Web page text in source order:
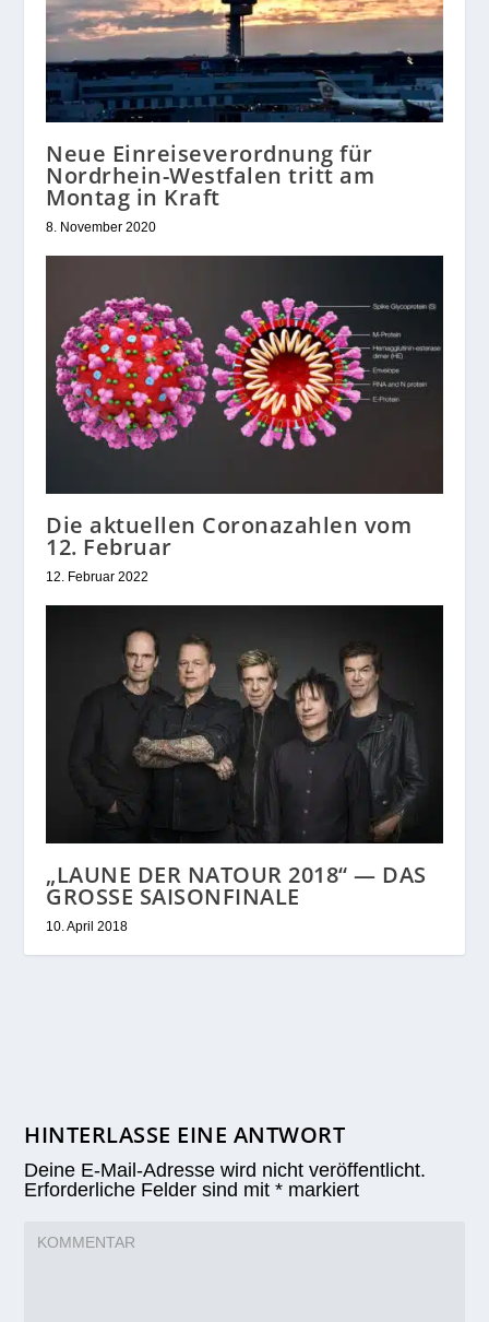
Neue Einreiseverordnung für
Nordrhein-Westfalen tritt am
Montag in Kraft
8. November 2020
Die aktuellen Coronazahlen vom
12. Februar
12. Februar 2022
„LAUNE DER NATOUR 2018“ — DAS
GROSSE SAISONFINALE
10. April 2018
HINTERLASSE EINE ANTWORT
Deine E-Mail-Adresse wird nicht veröffentlicht.
Erforderliche Felder sind mit* markiert